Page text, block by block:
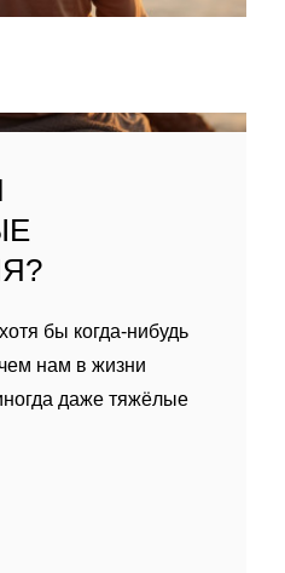
бы когда-нибудь
нам в жизни
даже тяжёлые